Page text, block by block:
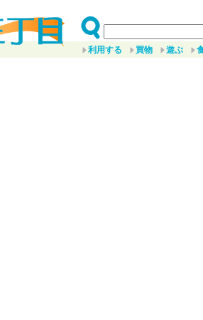
利用する 買物 遊ぶ